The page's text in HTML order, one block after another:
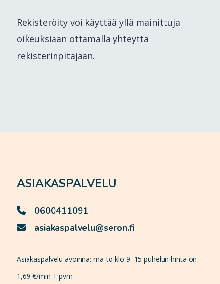
Rekisteröity voi käyttää yllä mainittuja
oikeuksiaan ottamalla yhteyttä
rekisterinpitäjään.
ASIAKASPALVELU
0600411091
asiakaspalvelu@seron.fi
Asiakaspalvelu avoinna: ma-to klo 9–15 puhelun hinta on
1,69 €/min + pvm